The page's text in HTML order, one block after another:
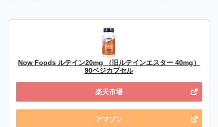
Now Foods ルテイン20mg （旧ルテインエスター 40mg）
90ベジカプセル
楽天市場
アマゾン